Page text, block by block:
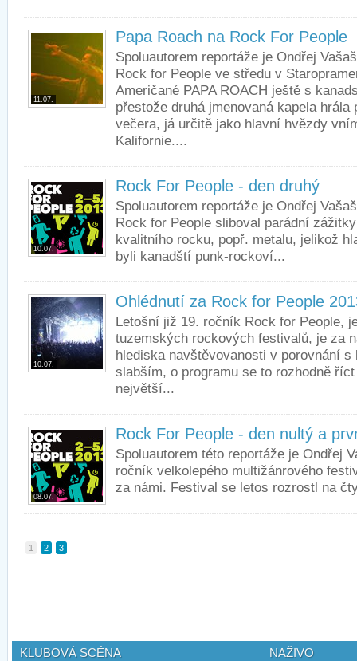
11.07.
Papa Roach na Rock For People
Spoluautorem reportáže je Ondřej
Rock for People ve středu v
Američané PAPA ROACH ještě s
přestože druhá jmenovaná kapela
večera, já určitě jako hlavní hvězdy
Kalifornie....
10.07.
Rock For People - den druhý
Spoluautorem reportáže je Ondřej
Rock for People sliboval parádní
kvalitního rocku, popř. metalu, jelikož
byli kanadští punk-rockoví...
10.07.
Ohlédnutí za Rock for People
Letošní již 19. ročník Rock for People,
tuzemských rockových festivalů, je za
hlediska navštěvovanosti v porovnání
slabším, o programu se to rozhodně
největší...
08.07.
Rock For People - den nultý a
Spoluautorem této reportáže je Ondřej
ročník velkolepého multižánrového
za námi. Festival se letos rozrostl na
1 2 3
KLUBOVÁ SCÉNA NAŽIVO